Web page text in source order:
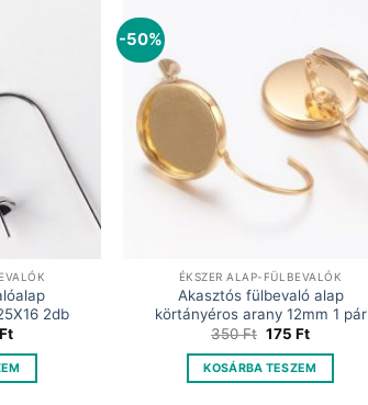
2db
FtCurrent
is:
275 Ft.
-50%
ÉKSZER ALAP-FÜLBEVALÓK
Akasztós fülbevaló alap
körtányéros arany 12mm 1 pár
350Ft Original
was:
350 Ft.
175 FtCurrent
is:
175 Ft.
KOSÁRBA TESZEM